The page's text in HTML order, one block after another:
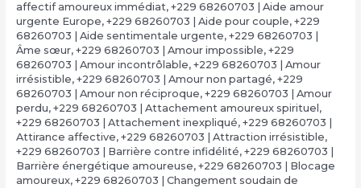
affectif amoureux immédiat, +229 68260703 | Aide amour
urgente Europe, +229 68260703 | Aide pour couple, +229
68260703 | Aide sentimentale urgente, +229 68260703 |
Âme sœur, +229 68260703 | Amour impossible, +229
68260703 | Amour incontrôlable, +229 68260703 | Amour
irrésistible, +229 68260703 | Amour non partagé, +229
68260703 | Amour non réciproque, +229 68260703 | Amour
perdu, +229 68260703 | Attachement amoureux spirituel ,
+229 68260703 | Attachement inexpliqué, +229 68260703 |
Attirance affective, +229 68260703 | Attraction irrésistible,
+229 68260703 | Barrière contre infidélité, +229 68260703 |
Barrière énergétique amoureuse, +229 68260703 | Blocage
amoureux, +229 68260703 | Changement soudain de